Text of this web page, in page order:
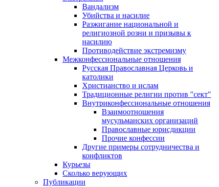
Вандализм
Убийства и насилие
Разжигание национальной и
религиозной розни и призывы к
насилию
Противодействие экстремизму
Межконфессиональные отношения
Русская Православная Церковь и
католики
Христианство и ислам
Традиционные религии против "сект"
Внутриконфессиональные отношения
Взаимоотношения
мусульманских организаций
Православные юрисдикции
Прочие конфессии
Другие примеры сотрудничества и
конфликтов
Курьезы
Сколько верующих
Публикации